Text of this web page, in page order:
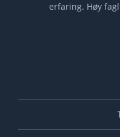
erfaring. Høy